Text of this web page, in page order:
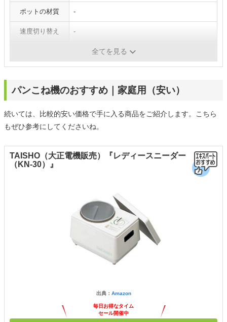
ポットの材質 -
速度切り替え -
全てを見る
パンこね機のおすすめ｜家庭用（安い）
続いては、比較的安い価格で手に入る商品をご紹介します。こちら
もぜひ参考にしてくださいね。
TAISHO（大正電機販売）『レディースニーダー
（KN-30）』
出典： Amazon
毎日お得なタイム
セール開催中